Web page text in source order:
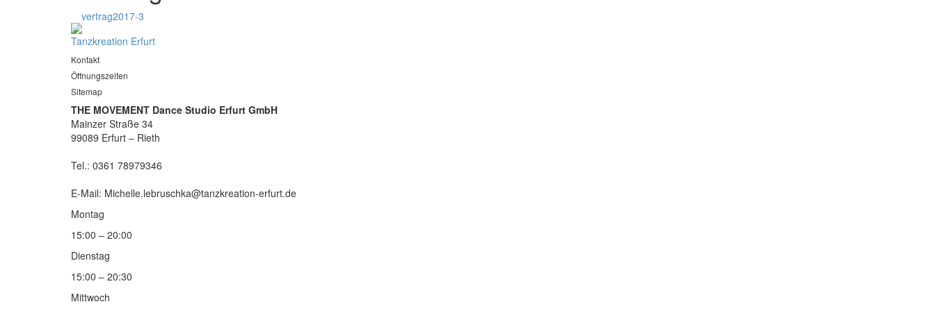
vertrag2017-3
Tanzkreation Erfurt
Kontakt
Öffnungszeiten
Sitemap
THE MOVEMENT Dance Studio Erfurt GmbH
Mainzer Straße 34
99089 Erfurt – Rieth
Tel.: 0361 78979346
E-Mail: Michelle.lebruschka@tanzkreation-erfurt.de
Montag
15:00 – 20:00
Dienstag
15:00 – 20:30
Mittwoch